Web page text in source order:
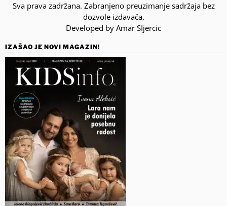
Sva prava zadržana. Zabranjeno preuzimanje sadržaja bez
dozvole izdavača.
Developed by Amar SIjercic
IZAŠAO JE NOVI MAGAZIN!